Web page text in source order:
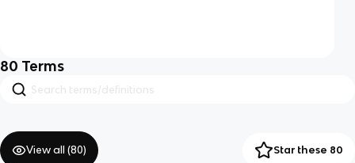
80 Terms
View all (80) Star these 80